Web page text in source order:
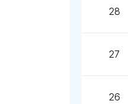
28
27
26